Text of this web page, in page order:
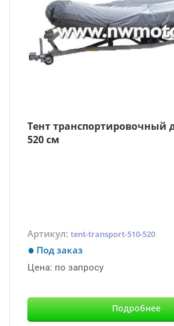
Тент транспортировочный
520 см
Артикул: tent-transport-510-520
Под заказ
Цена: по запросу
Подробнее